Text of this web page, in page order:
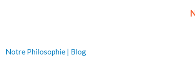
Notre Philosophie | Blog